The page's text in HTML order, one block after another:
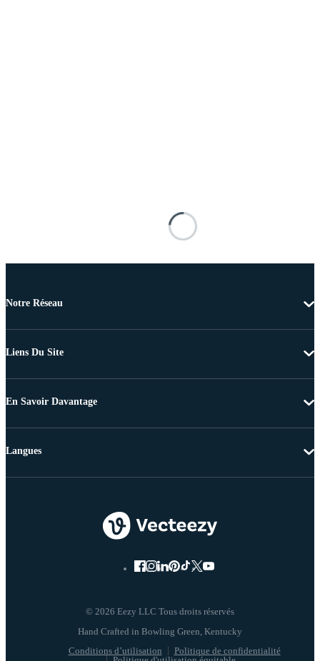
Notre Réseau
Liens Du Site
En Savoir Davantage
© 2026 Eezy LLC Tous droits réservés
Conditions d’utilisation
Politique de confidentialité
Langues